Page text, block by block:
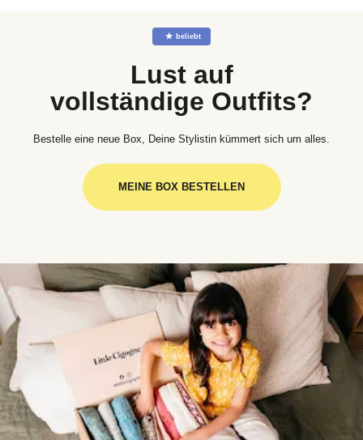
☆ beliebt
Lust auf
vollständige Outfits?
Bestelle eine neue Box, Deine Stylistin kümmert sich um alles.
MEINE BOX BESTELLEN